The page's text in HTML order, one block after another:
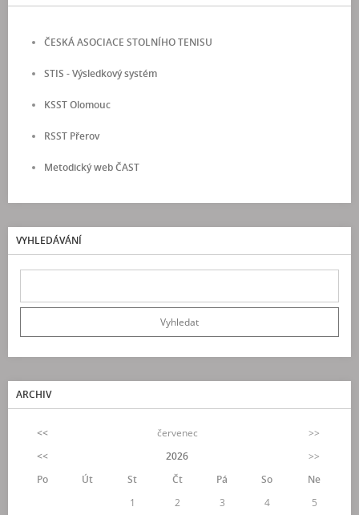
ČESKÁ ASOCIACE STOLNÍHO TENISU
STIS - Výsledkový systém
KSST Olomouc
RSST Přerov
Metodický web ČAST
VYHLEDÁVÁNÍ
ARCHIV
<< červenec
>>
<<
2026
>>
Po
Út St Čt Pá So
Ne
1
2 3 4
5